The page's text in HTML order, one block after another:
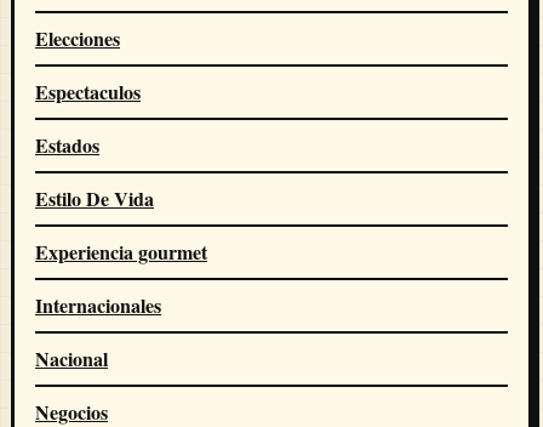
Elecciones
Espectaculos
Estados
Estilo De Vida
Experiencia gourmet
Internacionales
Nacional
Negocios